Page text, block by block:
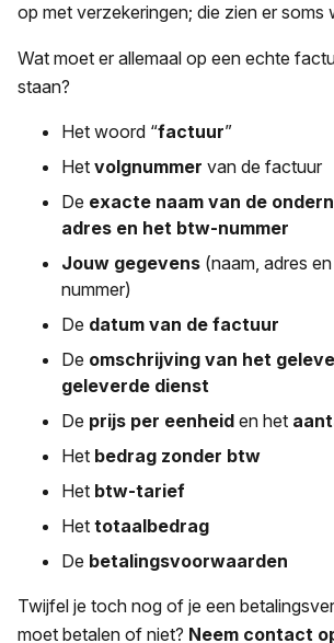
op met verzekeringen; die zien er soms
Wat moet er allemaal op een echte
staan?
Het woord “factuur”
Het volgnummer van de factuur
De exacte naam van de
adres en het btw-nummer
Jouw gegevens (naam, adres
nummer)
De datum van de factuur
De omschrijving van het
geleverde dienst
De prijs per eenheid en het
Het bedrag zonder btw
Het btw-tarief
Het totaalbedrag
De betalingsvoorwaarden
Twijfel je toch nog of je een
moet betalen of niet? Neem contact